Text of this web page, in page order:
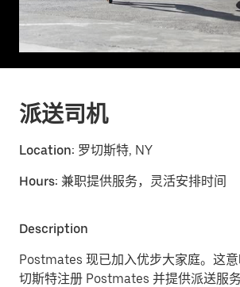
派送司机
Location: 罗切斯特, NY
Hours: 兼职提供服务，灵活安排时间
Description
Postmates 现已加入优步大家庭。这
切斯特注册 Postmates 并提供派送服